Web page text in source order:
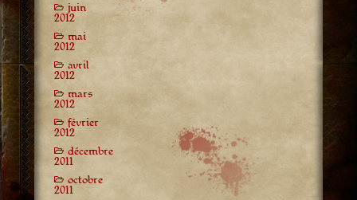
juin
2012
mai
2012
avril
2012
mars
2012
février
2012
décembre
2011
octobre
2011